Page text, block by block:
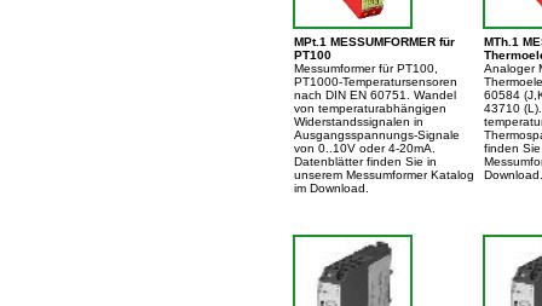
MPt.1 MESSUMFORMER für
PT100
Messumformer für PT100,
PT1000-Temperatursensoren
nach DIN EN 60751. Wandel
von temperaturabhängigen
Widerstandssignalen in
Ausgangsspannungs-Signale
von 0..10V oder 4-20mA.
Datenblätter finden Sie in
unserem Messumformer Katalog
im Download.
MTh.1
Analoger
60584
43710
finden
Download.